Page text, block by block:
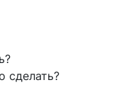
сделать?